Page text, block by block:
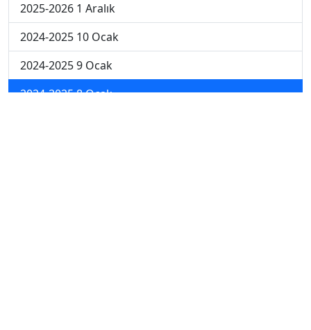
2025-2026 1 Aralık
2024-2025 10 Ocak
2024-2025 9 Ocak
2024-2025 8 Ocak